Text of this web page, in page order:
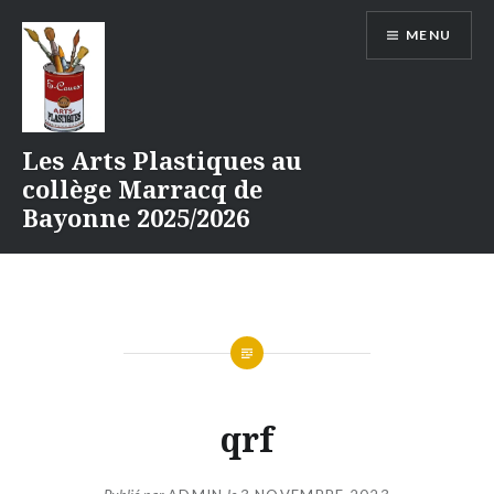
contenu
Les Arts Plastiques au
collège Marracq de
Bayonne 2025/2026
MENU
qrf